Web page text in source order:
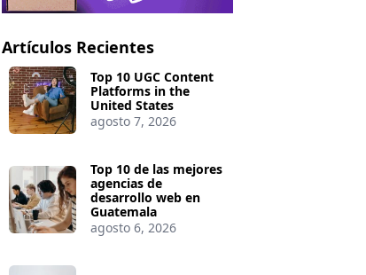
Artículos Recientes
Top 10 UGC Content
Platforms in the
United States
agosto 7, 2026
Top 10 de las mejores
agencias de
desarrollo web en
Guatemala
agosto 6, 2026